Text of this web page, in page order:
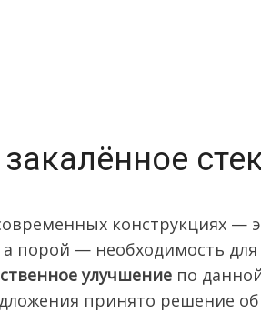
конструкциях —
порой — необходимость
улучшение по
принято решение об